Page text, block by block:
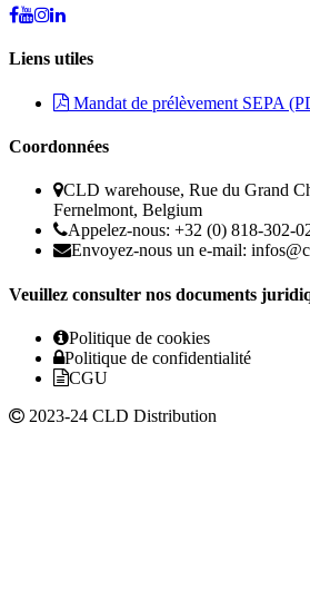
Liens utiles
Mandat de prélèvement SEPA
Coordonnées
CLD warehouse, Rue du Grand
Fernelmont, Belgium
Appelez-nous: +32 (0) 818-302-
Envoyez-nous un e-mail:
Veuillez consulter nos documents
Politique de cookies
Politique de confidentialité
CGU
2023-24 CLD Distribution